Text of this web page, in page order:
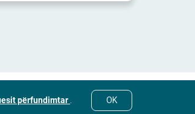
përfundimtar OK